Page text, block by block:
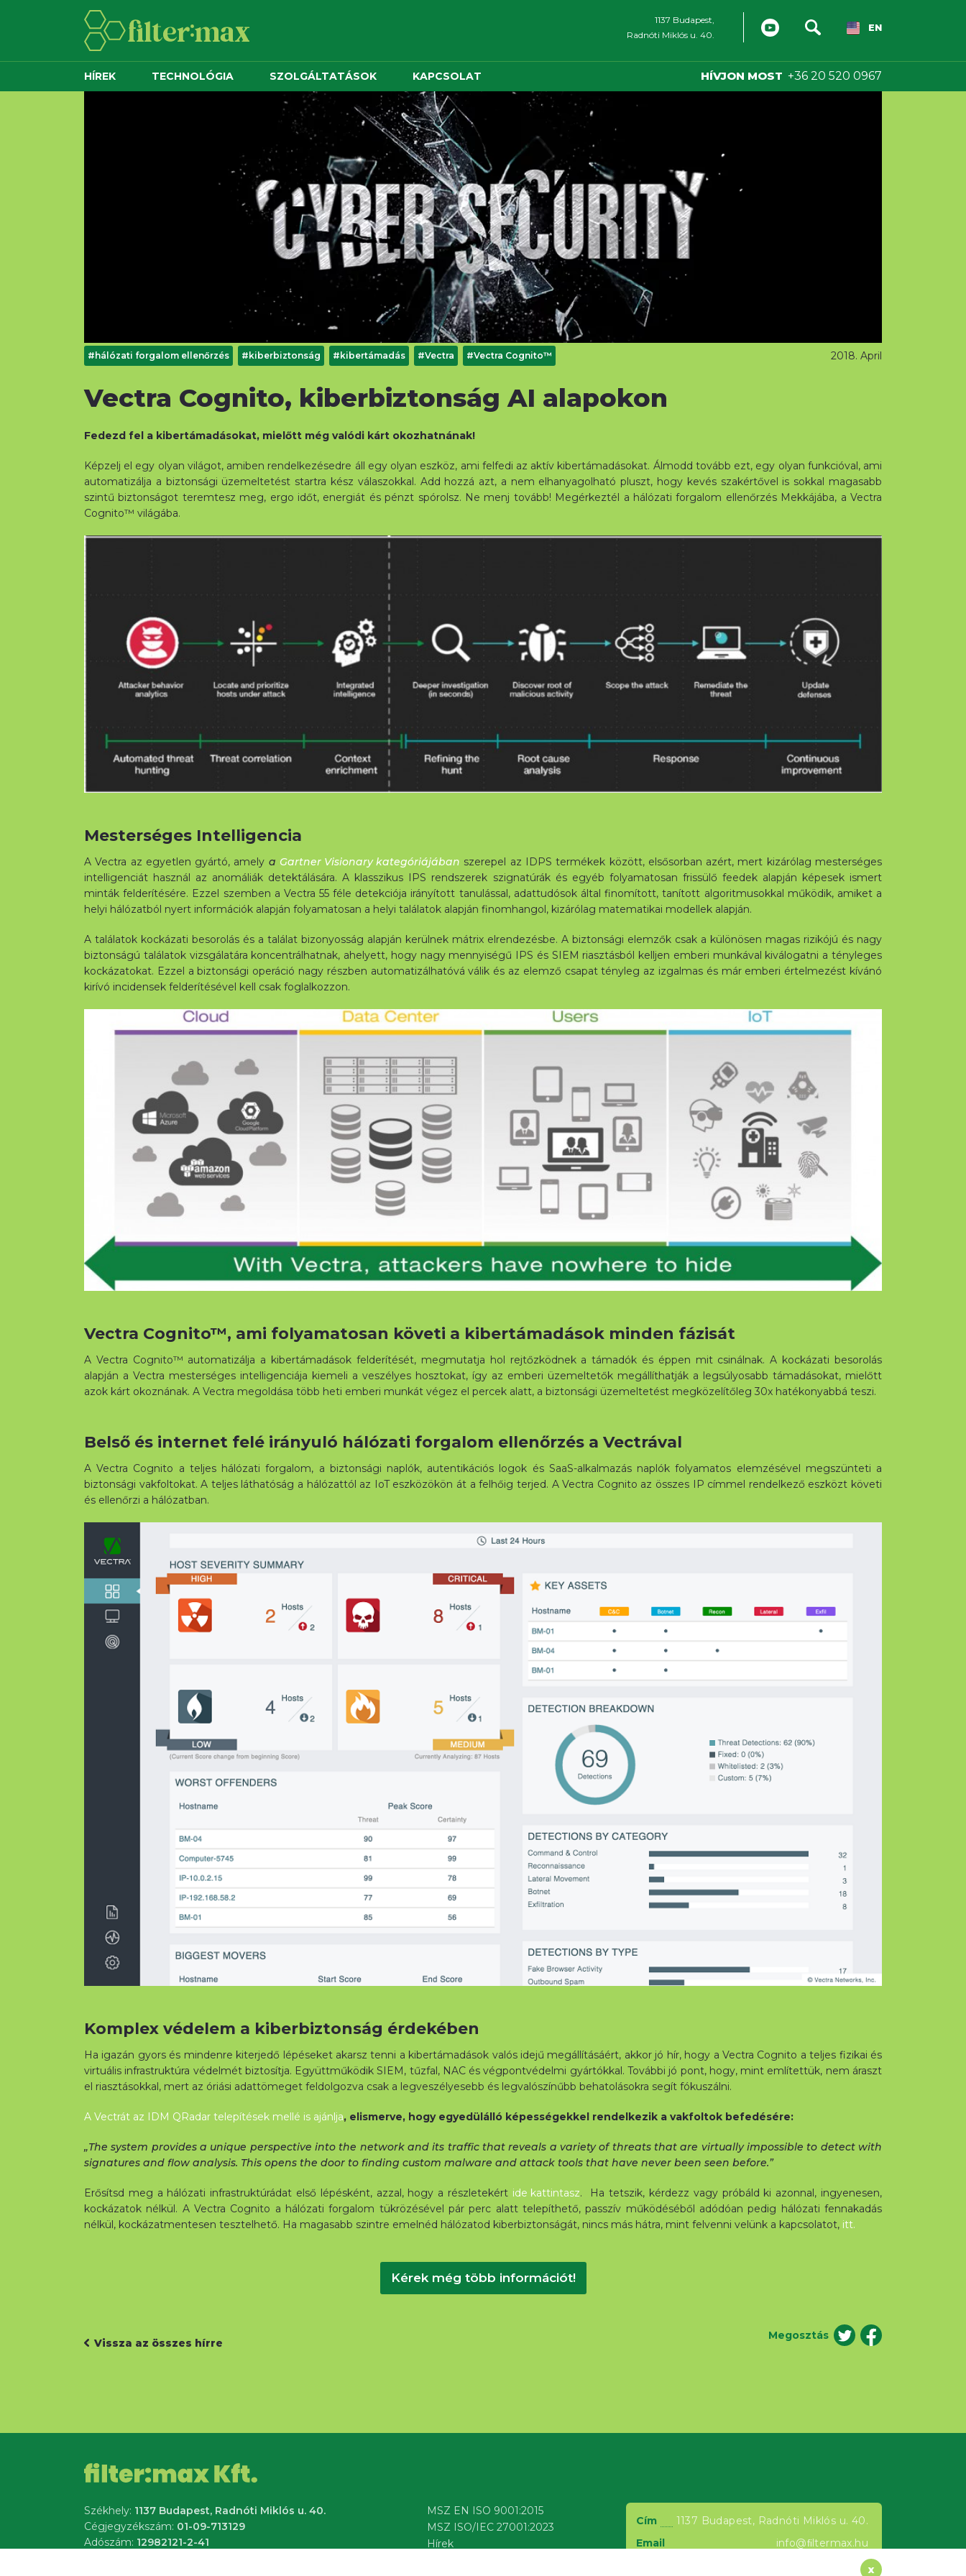
x
HÍREK TECHNOLÓGIA SZOLGÁLTATÁSOK KAPCSOLAT HÍVJON MOST +36 20 520 0967
1137 Budapest,
Radnóti Miklós u. 40.
EN
#hálózati forgalom ellenőrzés #kiberbiztonság #kibertámadás #Vectra #Vectra Cognito™ 2018. April
Vectra Cognito, kiberbiztonság AI alapokon
Fedezd fel a kibertámadásokat, mielőtt még valódi kárt okozhatnának!
Képzelj el egy olyan világot, amiben rendelkezésedre áll egy olyan eszköz, ami felfedi az aktív kibertámadásokat. Álmodd tovább ezt, egy olyan funkcióval, ami
automatizálja a biztonsági üzemeltetést startra kész válaszokkal. Add hozzá azt, a nem elhanyagolható pluszt, hogy kevés szakértővel is sokkal magasabb
szintű biztonságot teremtesz meg, ergo időt, energiát és pénzt spórolsz. Ne menj tovább! Megérkeztél a hálózati forgalom ellenőrzés Mekkájába, a Vectra
Cognito™ világába.
Mesterséges Intelligencia
A Vectra az egyetlen gyártó, amely a Gartner Visionary kategóriájában szerepel az IDPS termékek között, elsősorban azért, mert kizárólag mesterséges
intelligenciát használ az anomáliák detektálására. A klasszikus IPS rendszerek szignatúrák és egyéb folyamatosan frissülő feedek alapján képesek ismert
minták felderítésére. Ezzel szemben a Vectra 55 féle detekciója irányított tanulással, adattudósok által finomított, tanított algoritmusokkal működik, amiket a
helyi hálózatból nyert információk alapján folyamatosan a helyi találatok alapján finomhangol, kizárólag matematikai modellek alapján.
A találatok kockázati besorolás és a találat bizonyosság alapján kerülnek mátrix elrendezésbe. A biztonsági elemzők csak a különösen magas rizikójú és nagy
biztonságú találatok vizsgálatára koncentrálhatnak, ahelyett, hogy nagy mennyiségű IPS és SIEM riasztásból kelljen emberi munkával kiválogatni a tényleges
kockázatokat. Ezzel a biztonsági operáció nagy részben automatizálhatóvá válik és az elemző csapat tényleg az izgalmas és már emberi értelmezést kívánó
kirívó incidensek felderítésével kell csak foglalkozzon.
Vectra Cognito™, ami folyamatosan követi a kibertámadások minden fázisát
A Vectra Cognito™ automatizálja a kibertámadások felderítését, megmutatja hol rejtőzködnek a támadók és éppen mit csinálnak. A kockázati besorolás
alapján a Vectra mesterséges intelligenciája kiemeli a veszélyes hosztokat, így az emberi üzemeltetők megállíthatják a legsúlyosabb támadásokat, mielőtt
azok kárt okoznának. A Vectra megoldása több heti emberi munkát végez el percek alatt, a biztonsági üzemeltetést megközelítőleg 30x hatékonyabbá teszi.
Belső és internet felé irányuló hálózati forgalom ellenőrzés a Vectrával
A Vectra Cognito a teljes hálózati forgalom, a biztonsági naplók, autentikációs logok és SaaS-alkalmazás naplók folyamatos elemzésével megszünteti a
biztonsági vakfoltokat. A teljes láthatóság a hálózattól az IoT eszközökön át a felhőig terjed. A Vectra Cognito az összes IP címmel rendelkező eszközt követi
és ellenőrzi a hálózatban.
Komplex védelem a kiberbiztonság érdekében
Ha igazán gyors és mindenre kiterjedő lépéseket akarsz tenni a kibertámadások valós idejű megállításáért, akkor jó hír, hogy a Vectra Cognito a teljes fizikai és
virtuális infrastruktúra védelmét biztosítja. Együttműködik SIEM, tűzfal, NAC és végpontvédelmi gyártókkal. További jó pont, hogy, mint említettük, nem áraszt
el riasztásokkal, mert az óriási adattömeget feldolgozva csak a legveszélyesebb és legvalószínűbb behatolásokra segít fókuszálni.
A Vectrát az IDM QRadar telepítések mellé is ajánlja, elismerve, hogy egyedülálló képességekkel rendelkezik a vakfoltok befedésére:
„The system provides a unique perspective into the network and its traffic that reveals a variety of threats that are virtually impossible to detect with
signatures and flow analysis. This opens the door to finding custom malware and attack tools that have never been seen before.”
Erősítsd meg a hálózati infrastruktúrádat első lépésként, azzal, hogy a részletekért ide kattintasz. Ha tetszik, kérdezz vagy próbáld ki azonnal, ingyenesen,
kockázatok nélkül. A Vectra Cognito a hálózati forgalom tükrözésével pár perc alatt telepíthető, passzív működéséből adódóan pedig hálózati fennakadás
nélkül, kockázatmentesen tesztelhető. Ha magasabb szintre emelnéd hálózatod kiberbiztonságát, nincs más hátra, mint felvenni velünk a kapcsolatot, itt.
Kérek még több információt!
Vissza az összes hírre
Megosztás
Letöltés
Székhely: 1137 Budapest, Radnóti Miklós u. 40.
Cégjegyzékszám: 01-09-713129
Adószám: 12982121-2-41
MSZ EN ISO 9001:2015
MSZ ISO/IEC 27001:2023
Hírek
Cím
1137 Budapest, Radnóti Miklós u. 40.
Email
info@ﬁltermax.hu
+36 20 520 0967